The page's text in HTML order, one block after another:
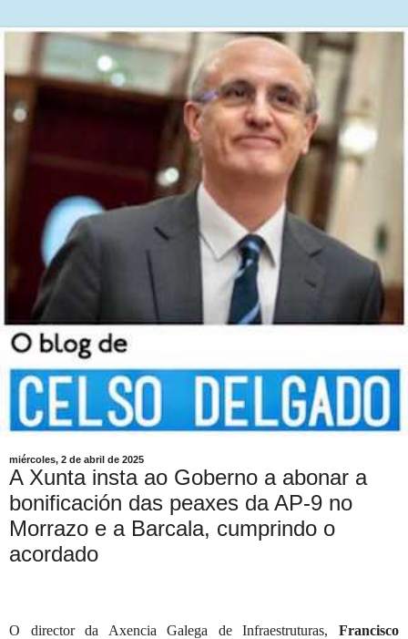
miércoles, 2 de abril de 2025
A Xunta insta ao Goberno a abonar a
bonificación das peaxes da AP-9 no
Morrazo e a Barcala, cumprindo o
acordado
O director da Axencia Galega de Infraestruturas, Francisco